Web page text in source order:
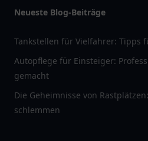
Neueste Blog-Beiträge
Tankstellen für Vielfahrer: Tipps
Autopflege für Einsteiger:
gemacht
Die Geheimnisse von
schlemmen